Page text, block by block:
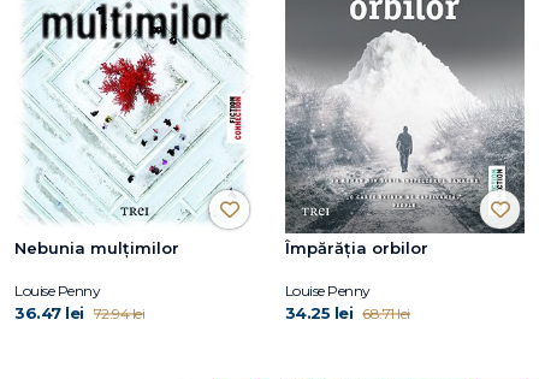
Nebunia mulțimilor
Louise Penny
36.47 lei 72.94 lei
Împărăția orbilor
Louise Penny
34.25 lei 68.71 lei